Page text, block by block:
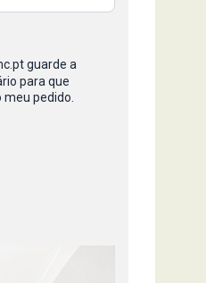
guarde a
para que
pedido.